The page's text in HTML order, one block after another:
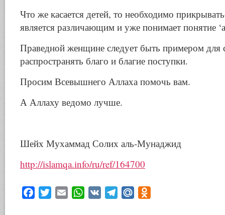
Что же касается детей, то необходимо
является различающим и уже понимает понятие
Праведной женщине следует быть примером для
распространять благо и благие поступки.
Просим Всевышнего Аллаха помочь вам.
А Аллаху ведомо лучше.
Шейх Мухаммад Солих аль-Мунаджид
http://islamqa.info/ru/ref/164700
Facebook
Twitter Email WhatsApp
VK TelegramMail.Ru